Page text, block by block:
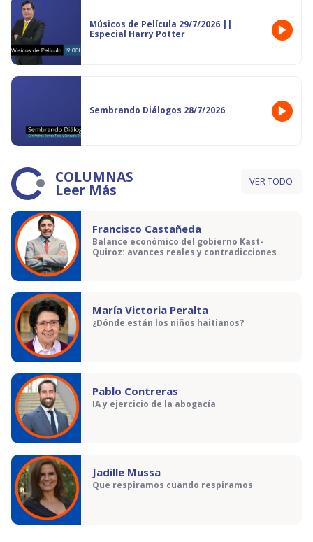
Músicos de Película 29/7/2026 ||
Especial Harry Potter
Sembrando Diálogos 28/7/2026
COLUMNAS
Leer Más VER TODO
Francisco Castañeda
Balance económico del gobierno Kast-
Quiroz: avances reales y contradicciones
María Victoria Peralta
¿Dónde están los niños haitianos?
Pablo Contreras
IA y ejercicio de la abogacía
Jadille Mussa
Que respiramos cuando respiramos